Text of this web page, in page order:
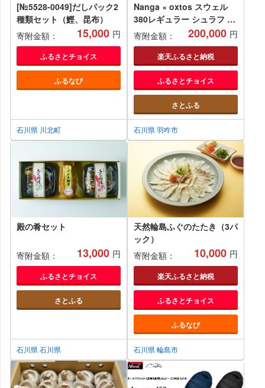
[№5528-0049]だしパック2
種類セット（鰹、昆布）
寄附金額：
15,000 円
ふるさとチョイス
ふるなび
石川県 川北町
Nanga × oxtos スウェル
380レギュラー シュラフ 撥
水 軽量 ダウン コンパクト
キャンプ アウトドア ナンガ
オクトス 寝袋 マミー型 登
山 防寒 キャンプ用品 アウ
トドア用品 キャンプギア 登
山用品 持ち運び ソロキャン
プ 石川 能登 羽咋
寄附金額： 200,000 円
楽天ふるさと納税
ふるさとチョイス
さとふる
石川県 羽咋市
殿の肴セット
寄附金額： 13,000 円
ふるさとチョイス
さとふる
石川県 石川県
天然輪島ふぐのたたき（3パ
ック）
寄附金額：
10,000 円
楽天ふるさと納税
ふるさとチョイス
ふるなび
石川県 輪島市